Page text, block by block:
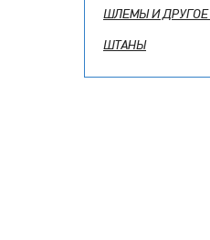
ШЛЕМЫ И ДРУГОЕ
ШТАНЫ